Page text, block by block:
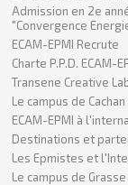
Admission en 2e
"Convergence
ECAM-EPMI Recrute
Charte P.P.D. ECAM-
Transene Creative
Le campus de Cachan
ECAM-EPMI à
Destinations et
Les Epmistes et
Le campus de Grasse